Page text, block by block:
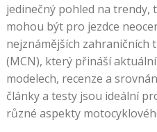
jedinečný pohled na trendy,
mohou být pro jezdce
nejznámějších zahraničních
(MCN), který přináší
modelech, recenze a
články a testy jsou ideální
různé aspekty